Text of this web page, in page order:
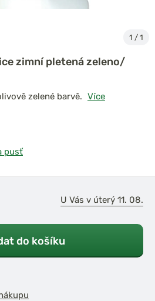
1 / 1
zimní pletená zeleno/
zelené barvě. Více
pusť
U Vás v úterý 11. 08.
do košíku